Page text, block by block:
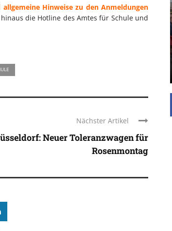
Hinweise zu den Anmeldungen
die Hotline des Amtes für Schule und
Nächster Artikel
Neuer Toleranzwagen für
Rosenmontag
EINFAMILIENHAUS
UNTERSTÜTZEN